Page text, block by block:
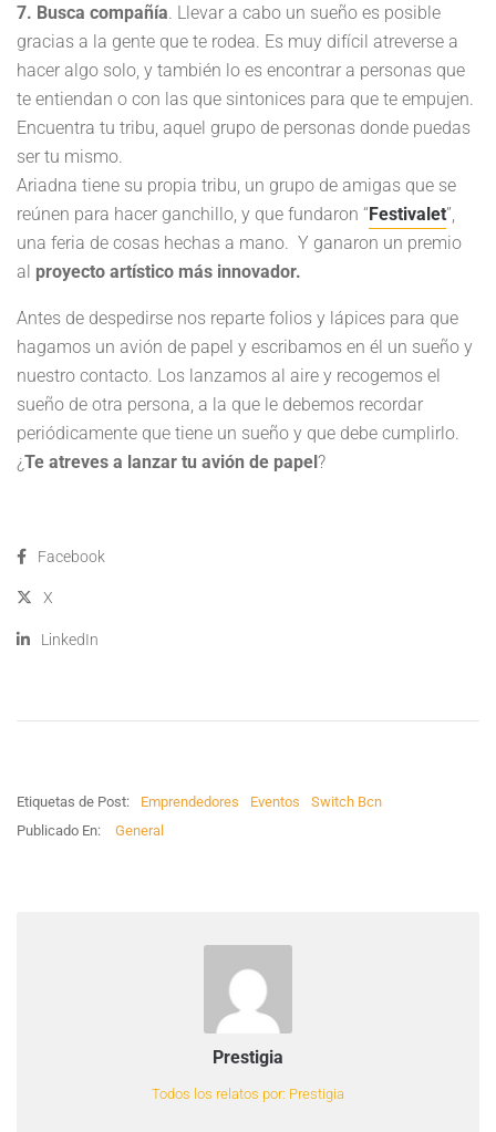
7. Busca compañía . Llevar a cabo un sueño es posible
gracias a la gente que te rodea. Es muy difícil atreverse a
hacer algo solo, y también lo es encontrar a personas que
te entiendan o con las que sintonices para que te empujen.
Encuentra tu tribu, aquel grupo de personas donde puedas
ser tu mismo.
Ariadna tiene su propia tribu, un grupo de amigas que se
reúnen para hacer ganchillo, y que fundaron “Festivalet”,
una feria de cosas hechas a mano. Y ganaron un premio
al proyecto artístico más innovador.
Antes de despedirse nos reparte folios y lápices para que
hagamos un avión de papel y escribamos en él un sueño y
nuestro contacto. Los lanzamos al aire y recogemos el
sueño de otra persona, a la que le debemos recordar
periódicamente que tiene un sueño y que debe cumplirlo.
¿Te atreves a lanzar tu avión de papel?
Facebook
X
LinkedIn
Etiquetas de Post: Emprendedores Eventos
Switch Bcn
Publicado En:
General
Prestigia
Todos los relatos por: Prestigia